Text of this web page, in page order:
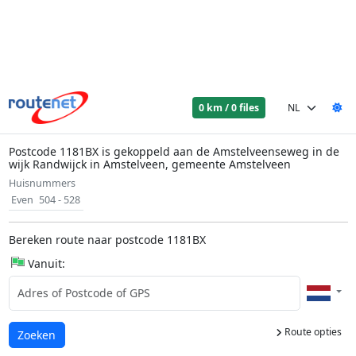
0 km / 0 files
Postcode 1181BX is gekoppeld aan de Amstelveenseweg in de
wijk Randwijck in Amstelveen, gemeente Amstelveen
Huisnummers
Even 504 - 528
Bereken route naar postcode 1181BX
Vanuit:
Route opties
Laden...
Zoeken